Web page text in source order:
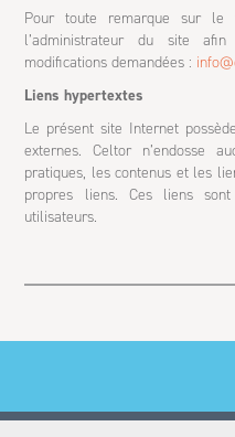
Pour toute remarque sur le
l’administrateur du site
modifications demandées :
Liens hypertextes
Le présent site Internet
externes. Celtor n’endosse
pratiques, les contenus et les
propres liens. Ces liens
utilisateurs.